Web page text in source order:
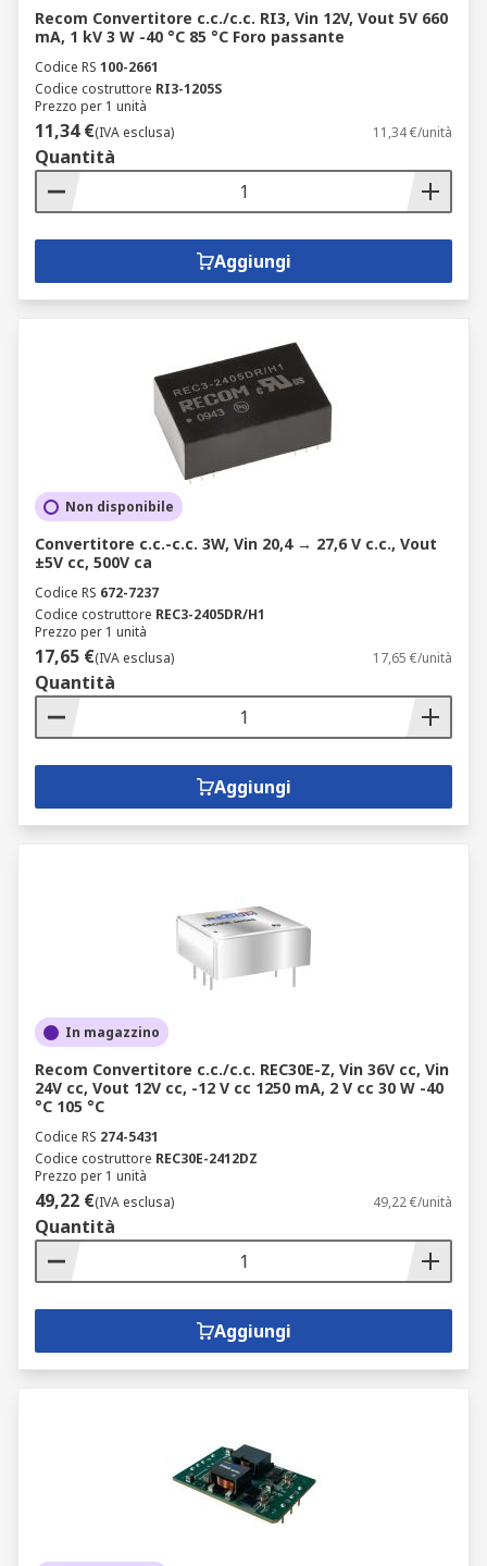
Recom Convertitore c.c./c.c. RI3, Vin 12V, Vout 5V 660
mA, 1 kV 3 W -40 °C 85 °C Foro passante
Codice RS 100-2661
Codice costruttore RI3-1205S
Prezzo per 1 unità
11,34 €(IVA esclusa) 11,34 €/unità
Quantità
Aggiungi
Non disponibile
Convertitore c.c.-c.c. 3W, Vin 20,4 → 27,6 V c.c., Vout
±5V cc, 500V ca
Codice RS 672-7237
Codice costruttore REC3-2405DR/H1
Prezzo per 1 unità
17,65 €(IVA esclusa) 17,65 €/unità
Quantità
Aggiungi
In magazzino
Recom Convertitore c.c./c.c. REC30E-Z, Vin 36V cc, Vin
24V cc, Vout 12V cc, -12 V cc 1250 mA, 2 V cc 30 W -40
°C 105 °C
Codice RS 274-5431
Codice costruttore REC30E-2412DZ
Prezzo per 1 unità
49,22 €(IVA esclusa) 49,22 €/unità
Quantità
Aggiungi